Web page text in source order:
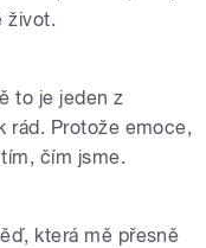
život.
to je jeden z
rád. Protože emoce,
čím jsme.
která mě přesně